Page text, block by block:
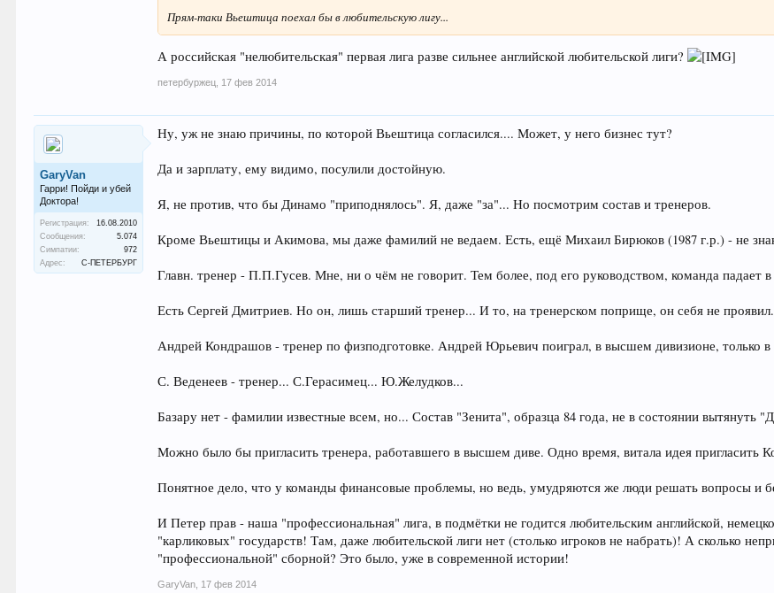
Прям-таки Вьештица поехал бы в любительскую лигу...
А российская "нелюбительская" первая лига разве сильнее английской любительской лиги?
петербуржец 17 фев 2014
GaryVan
Гарри! Пойди и убей
Доктора!
Регистрация:
16.08.2010
Сообщения:
5.074
Симпатии:
972
Адрес:
С-ПЕТЕРБУРГ
Ну, уж не знаю причины, по которой Вьештица согласился.... Может, у него бизнес тут?
Да и зарплату, ему видимо, посулили достойную.
Я, не против, что бы Динамо "приподнялось". Я, даже "за"... Но посмотрим состав и тренеров.
Кроме Вьештицы и Акимова, мы даже фамилий не ведаем. Есть, ещё Михаил Бирюков (1987 г.р.) - не
Главн. тренер - П.П.Гусев. Мне, ни о чём не говорит. Тем более, под его руководством, команда падает
Есть Сергей Дмитриев. Но он, лишь старший тренер... И то, на тренерском поприще, он себя не проявил.
Андрей Кондрашов - тренер по физподготовке. Андрей Юрьевич поиграл, в высшем дивизионе, только в
С. Веденеев - тренер... С.Герасимец... Ю.Желудков...
Базару нет - фамилии известные всем, но... Состав "Зенита", образца 84 года, не в состоянии вытянуть
Можно было бы пригласить тренера, работавшего в высшем диве. Одно время, витала идея пригласить
Понятное дело, что у команды финансовые проблемы, но ведь, умудряются же люди решать вопросы и
И Петер прав - наша "профессиональная" лига, в подмётки не годится любительским английской,
"карликовых" государств! Там, даже любительской лиги нет (столько игроков не набрать)! А сколько
"профессиональной" сборной? Это было, уже в современной истории!
GaryVan 17 фев 2014